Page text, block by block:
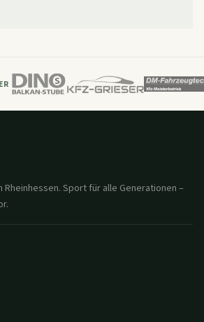
Rheinhessen. Sport für alle Generationen –